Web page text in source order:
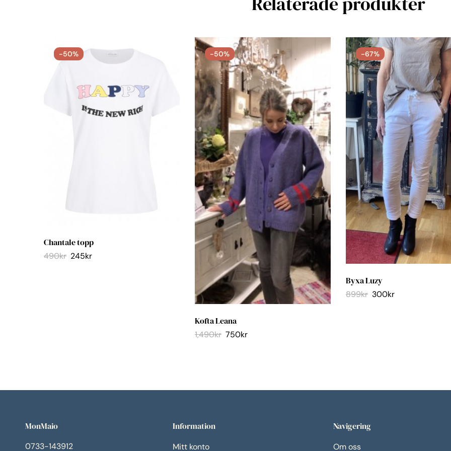
-50%
Chantale topp
490kr 245kr
-50%
Kofta Leana
1,490kr 750kr
-67%
Byxa Luzy
899kr 300kr
MonMaio
0733-143912
Information
Mitt konto
Navigering
Om oss